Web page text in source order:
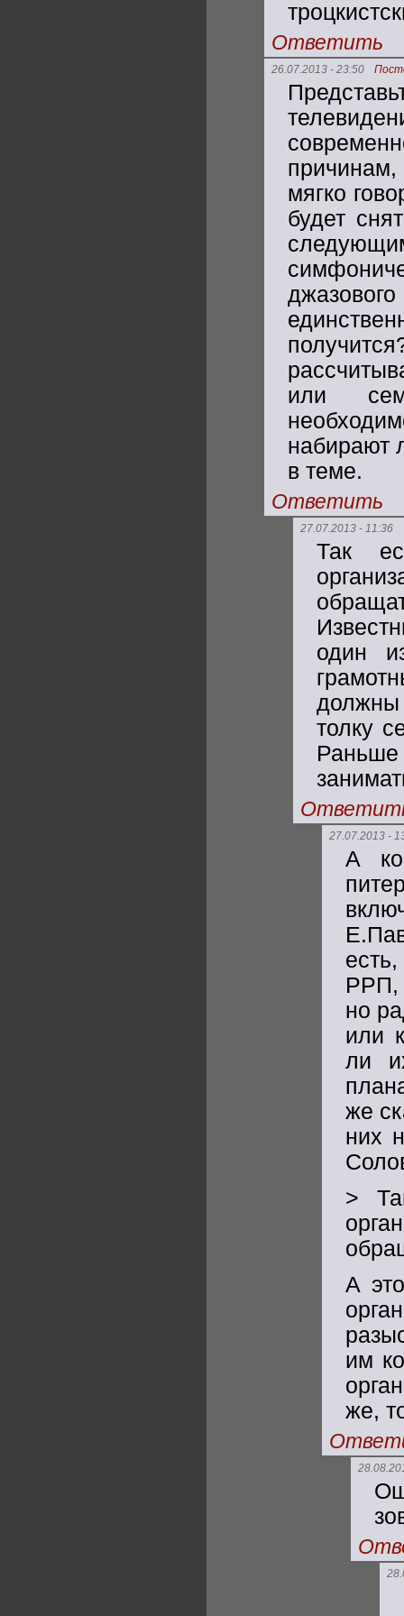
Ответить
26.07.2013 - 23:50
причинам,
мягко
будет
или
набирают
в теме.
Ответить
27.07.2013 - 11:36
Так
один
должны
толку
27.07.2013 -
А
РРП,
но
или
ли
же
них
>
А
им
же,